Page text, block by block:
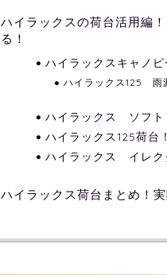
ハイラックスの荷台活用編
る！
ハイラックスキャノ
ハイラックス125 雨
ハイラックス ソフ
ハイラックス125荷台
ハイラックス イレク
ハイラックス荷台まとめ！